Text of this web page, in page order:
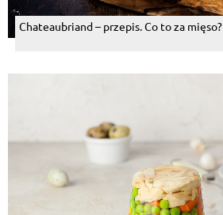
Chateaubriand – przepis. Co to za mięso?